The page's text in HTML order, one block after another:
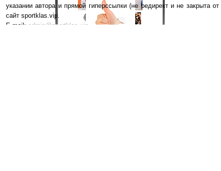
указании автора и прямой гиперссылки (не редирект и не закрыта
сайт sportklas.vip.
E-mail: admin@sportklas.vip